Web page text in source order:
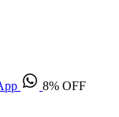
8% OFF